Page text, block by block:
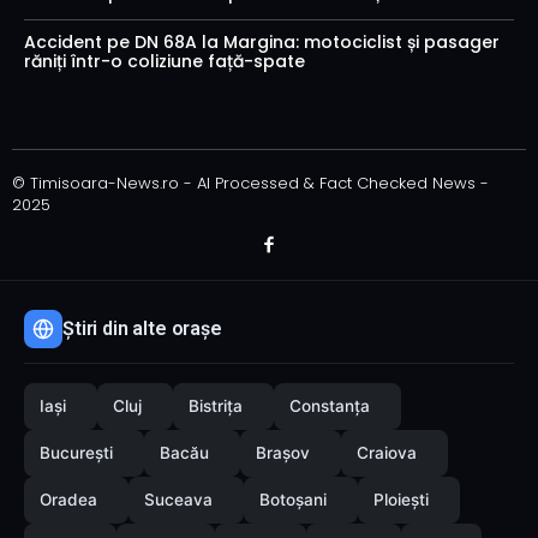
Accident pe DN 68A la Margina: motociclist și pasager
răniți într-o coliziune față-spate
© Timisoara-News.ro - AI Processed & Fact Checked News -
2025
Știri din alte orașe
Iași Cluj Bistrița Constanța
București Bacău Brașov Craiova
Oradea Suceava Botoșani Ploiești